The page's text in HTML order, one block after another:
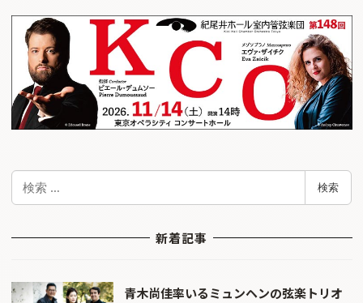
検
検索
新着記事
青木尚佳率いるミュンヘンの弦楽トリオ